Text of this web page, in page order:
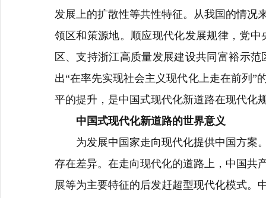
发展上的扩散性等共性特征。从我国的情况
领区和策源地。顺应现代化发展规律，党
区、支持浙江高质量发展建设共同富裕示
出“在率先实现社会主义现代化上走在前列”
平的提升，是中国式现代化新道路在现代化
中国式现代化新道路的世界意义
为发展中国家走向现代化提供中国方案
存在差异。在走向现代化的道路上，中国共
展等为主要特征的后发赶超型现代化模式。